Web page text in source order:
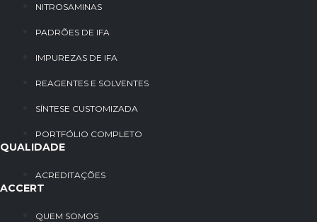
NITROSAMINAS
PADRÕES DE IFA
IMPUREZAS DE IFA
REAGENTES E SOLVENTES
SÍNTESE CUSTOMIZADA
PORTFÓLIO COMPLETO
QUALIDADE
ACREDITAÇÕES
ACCERT
QUEM SOMOS